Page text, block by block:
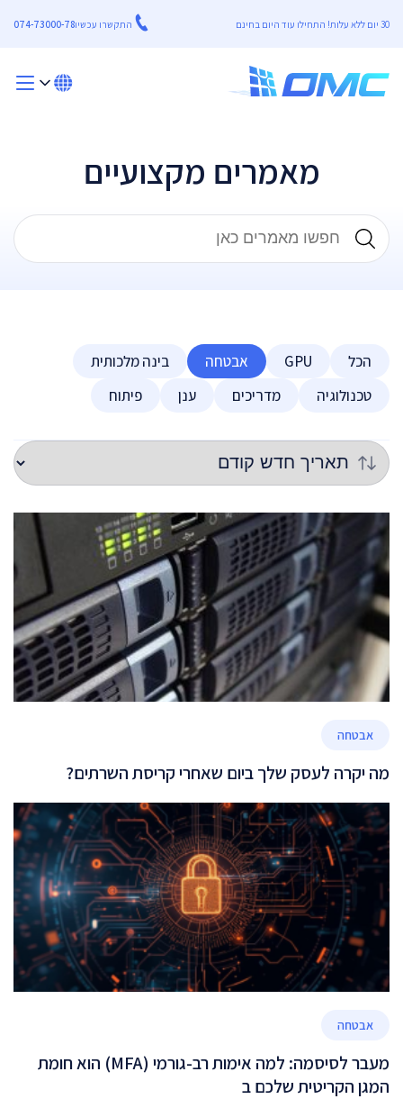
30 יום ללא עלות! התחילו עוד היום בחינם התקשרו עכשיו074-73000-78
מאמרים מקצועיים
הכל GPU אבטחה
בינה מלכותית
טכנולוגיה
מדריכים ענן פיתוח
אבטחה
מה יקרה לעסק שלך ביום שאחרי קריסת השרתים?
אבטחה
מעבר לסיסמה: למה אימות רב-גורמי (MFA) הוא חומת
המגן הקריטית שלכם ב